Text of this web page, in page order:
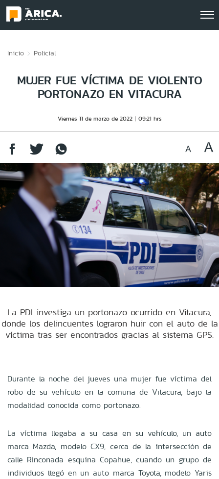
Inicio Policial
MUJER FUE VÍCTIMA DE VIOLENTO
PORTONAZO EN VITACURA
Viernes 11 de marzo de 2022 09:21 hrs
La PDI investiga un portonazo ocurrido en Vitacura,
donde los delincuentes lograron huir con el auto de la
víctima tras ser encontrados gracias al sistema GPS.
Durante la noche del jueves una mujer fue víctima del
robo de su vehículo en la comuna de Vitacura, bajo la
modalidad conocida como portonazo.
La víctima llegaba a su casa en su vehículo, un auto
marca Mazda, modelo CX9, cerca de la intersección de
calle Rinconada esquina Copahue, cuando un grupo de
individuos llegó en un auto marca Toyota, modelo Yaris